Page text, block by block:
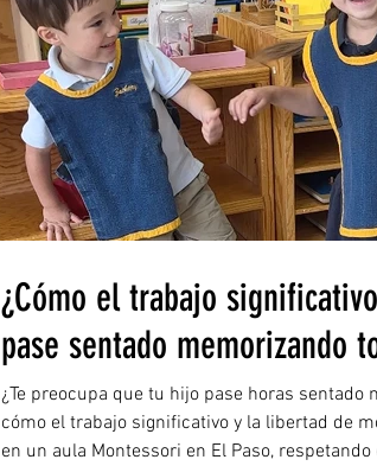
¿Cómo el trabajo
pase sentado memorizando
¿Te preocupa que tu hijo pase horas sentado
cómo el trabajo significativo y la libertad de
en un aula Montessori en El Paso,